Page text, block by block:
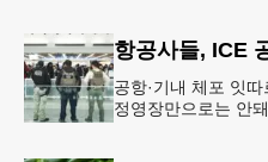
공항·기내 체포 잇
정영장만으로는 안